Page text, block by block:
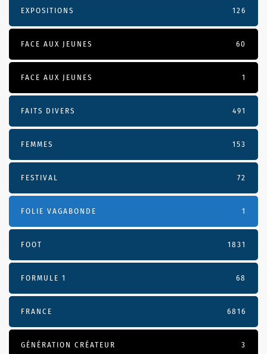
EXPOSITIONS 126
FACE AUX JEUNES 60
FACE AUX JEUNES 1
FAITS DIVERS 491
FEMMES 153
FESTIVAL 72
FOLIE VAGABONDE 1
FOOT 1831
FORMULE 1 68
FRANCE 6816
GÉNÉRATION CRÉATEUR 3